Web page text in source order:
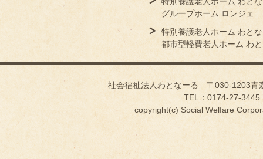
グループホーム ロンジェ
特別養護老人ホーム わと
都市型軽費老人ホーム わ
社会福祉法人わとなーる 〒030-1203青
TEL：0174-27-
copyright(c) Social Welfare